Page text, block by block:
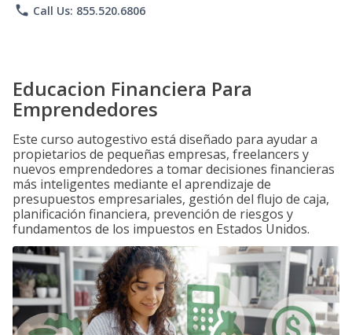
phone Call Us: 855.520.6806
Educacion Financiera Para
Emprendedores
Este curso autogestivo está diseñado para ayudar a
propietarios de pequeñas empresas, freelancers y
nuevos emprendedores a tomar decisiones financieras
más inteligentes mediante el aprendizaje de
presupuestos empresariales, gestión del flujo de caja,
planificación financiera, prevención de riesgos y
fundamentos de los impuestos en Estados Unidos.